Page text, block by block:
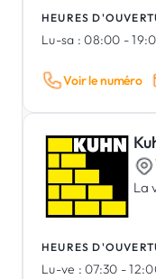
HEURES
Lu-sa : 08:00 -
Voir le numéro
La
HEURES
Lu-ve : 07:30 -